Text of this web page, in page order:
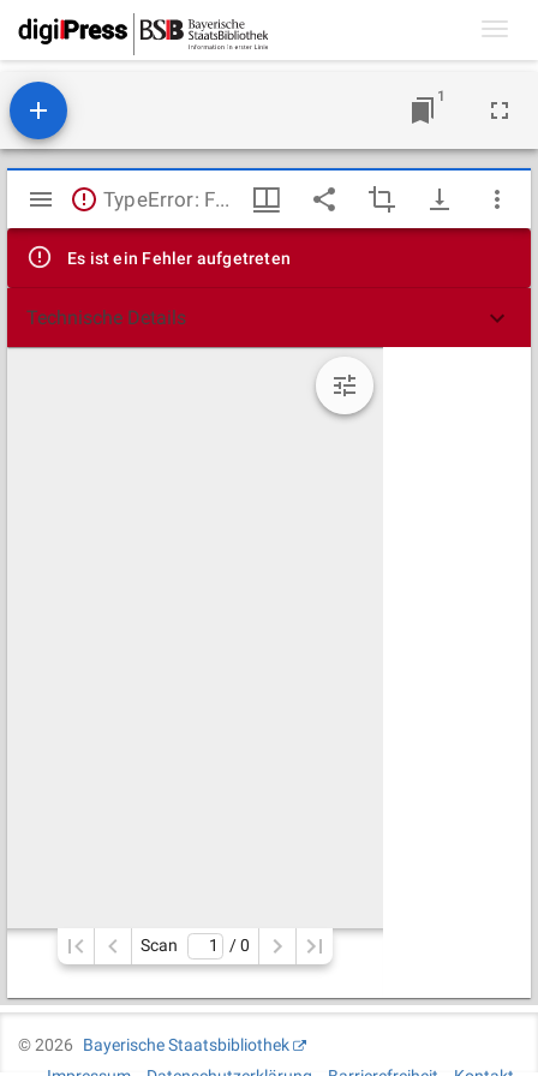
1
Mirador
Viewer
TypeError: Failed to fetch
Es ist ein Fehler aufgetreten
Technische Details
Scan / 0
©2026
Bayerische Staatsbibliothek